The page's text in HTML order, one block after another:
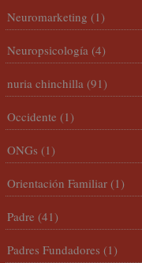
Neuromarketing (1)
Neuropsicología (4)
nuria chinchilla (91)
Occidente (1)
ONGs (1)
Orientación Familiar (1)
Padre (41)
Padres Fundadores (1)